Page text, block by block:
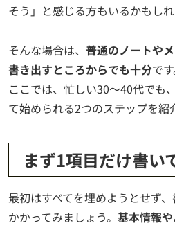
そう」と感じる方もいるかもしれ
そんな場合は、 普通のノートや
書き出すところからでも十分です
ここでは、忙しい30〜40代でも
て始められる2つのステップを紹
まず1項目だけ書い
最初はすべてを埋めようとせず
かかってみましょう。 基本情報や